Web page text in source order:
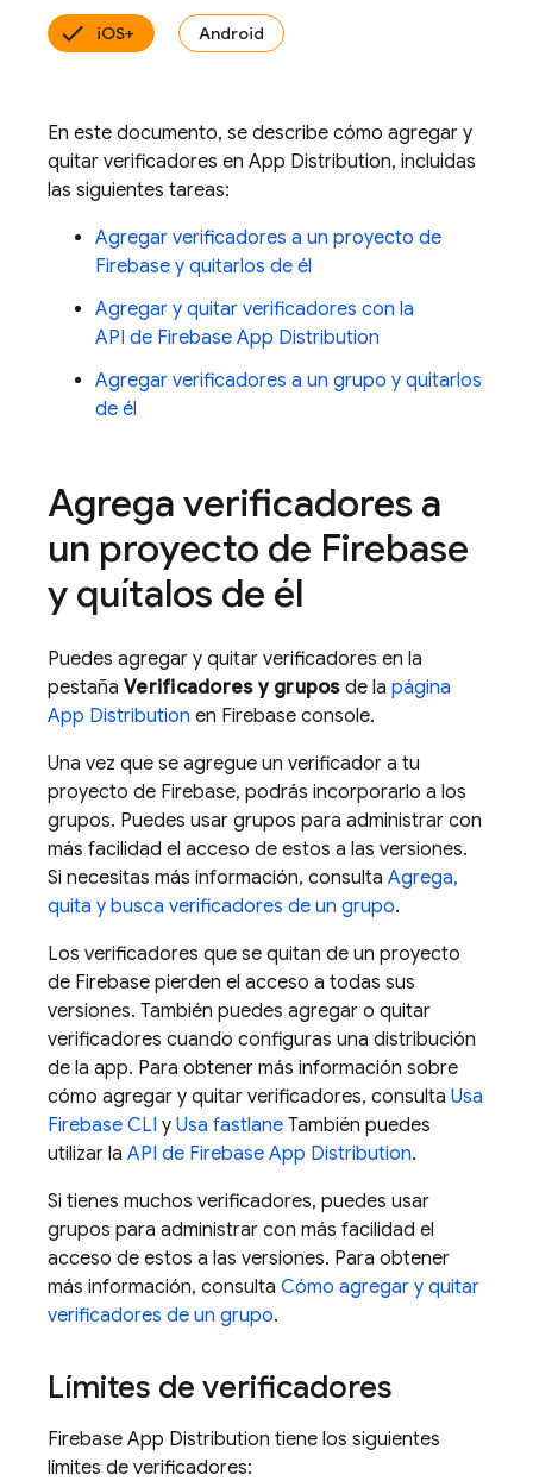
iOS+ Android
En este documento, se describe cómo agregar y
quitar verificadores en App Distribution, incluidas
las siguientes tareas:
Agregar verificadores a un proyecto de
Firebase y quitarlos de él
Agregar y quitar verificadores con la
API de Firebase App Distribution
Agregar verificadores a un grupo y quitarlos
de él
Agrega verificadores a
un proyecto de Firebase
y quítalos de él
Puedes agregar y quitar verificadores en la
pestaña Verificadores y gruposde la página
App Distribution en Firebase console.
Una vez que se agregue un verificador a tu
proyecto de Firebase, podrás incorporarlo a los
grupos. Puedes usar grupos para administrar con
más facilidad el acceso de estos a las versiones.
Si necesitas más información, consulta Agrega,
quita y busca verificadores de un grupo.
Los verificadores que se quitan de un proyecto
de Firebase pierden el acceso a todas sus
versiones. También puedes agregar o quitar
verificadores cuando configuras una distribución
de la app. Para obtener más información sobre
cómo agregar y quitar verificadores, consulta Usa
Firebase CLI y Usa fastlane También puedes
utilizar la API de Firebase App Distribution.
Si tienes muchos verificadores, puedes usar
grupos para administrar con más facilidad el
acceso de estos a las versiones. Para obtener
más información, consulta Cómo agregar y quitar
verificadores de un grupo.
Límites de verificadores
Firebase App Distribution tiene los siguientes
límites de verificadores: